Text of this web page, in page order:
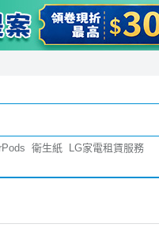
衛生紙 LG家電租賃服務